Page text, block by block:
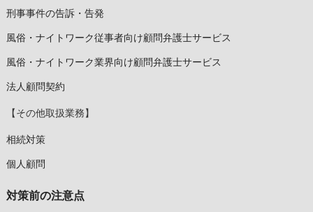
刑事事件の告訴・告発
風俗・ナイトワーク従事者向け顧問弁護士サービス
風俗・ナイトワーク業界向け顧問弁護士サービス
法人顧問契約
【その他取扱業務】
相続対策
個人顧問
対策前の注意点